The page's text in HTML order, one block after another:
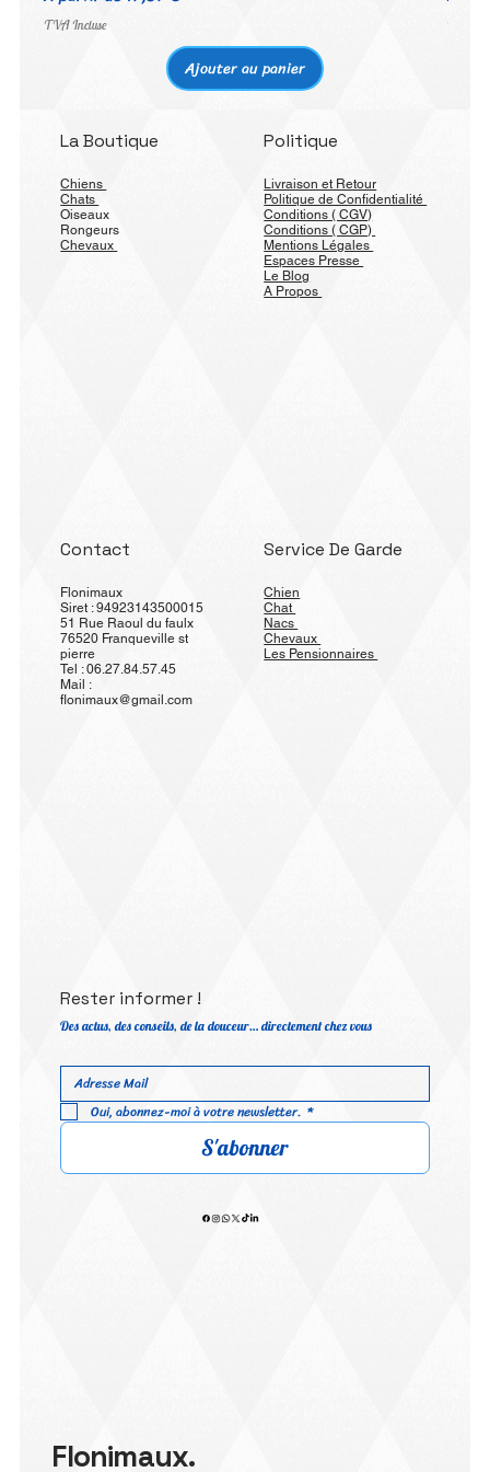
TVA Incluse
Ajouter au panier
TVA
La Boutique
Chiens
Chats
Oiseaux
Rongeurs
Chevaux
Politique
Livraison et Retour
Politique de Confidentialité
Conditions ( CGV)
Conditions ( CGP)
Mentions Légales
Espaces Presse
Le Blog
A Propos
Contact
Flonimaux
Siret : 94923143500015
51 Rue Raoul du faulx
76520 Franqueville st
pierre
Tel : 06.27.84.57.45
Mail :
flonimaux@gmail.com
Service De Garde
Chien
Chat
Nacs
Chevaux
Les Pensionnaires
Rester informer !
Des actus, des conseils, de la douceur… directement chez vous
Oui, abonnez-moi à votre newsletter. *
S'abonner
Flonimaux.